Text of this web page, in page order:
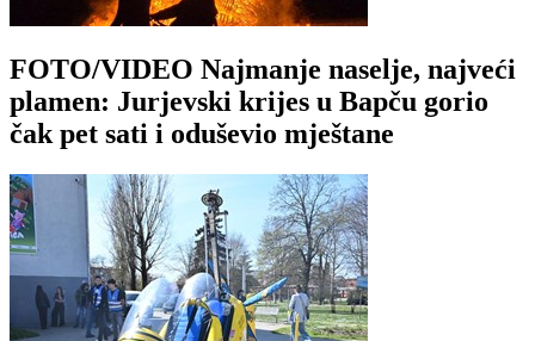
FOTO/VIDEO Najmanje naselje, najveći
plamen: Jurjevski krijes u Bapču gorio
čak pet sati i oduševio mještane